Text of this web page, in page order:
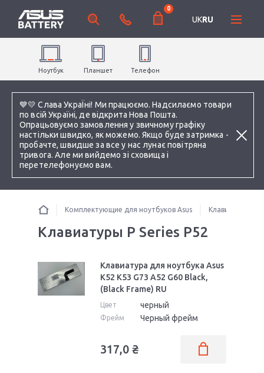
💙💛 Слава УкраЇні! Ми працюємо. Надсилаємо товари
по всій Україні, де відкрита Нова Пошта.
Опрацьовуємо замовлення у звичному графіку
настільки швидко, як можемо. Якщо буде затримка -
пробачте, швидше за все у нас лунає повітряна
тривога. Але ми вийдемо зі сховища і
перетелефонуємо вам.
0
UKRU
Ноутбук Планшет Телефон
Комплектующие для ноутбуков Asus Клавиатуры
Клавиатуры P Series P52
Клавиатура для ноутбука Asus
K52 K53 G73 A52 G60 Black,
(Black Frame) RU
Цвет черный
Фрейм Черный фрейм
317,0 ₴